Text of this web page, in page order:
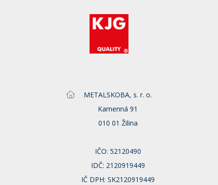
METALSKOBA, s. r. o.
Kamenná 91
010 01 Žilina
IČO: 52120490
IDČ: 2120919449
IČ DPH: SK2120919449